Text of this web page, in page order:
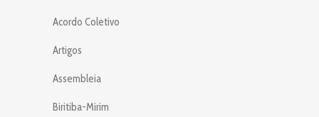
Acordo Coletivo
Artigos
Assembleia
Biritiba-Mirim